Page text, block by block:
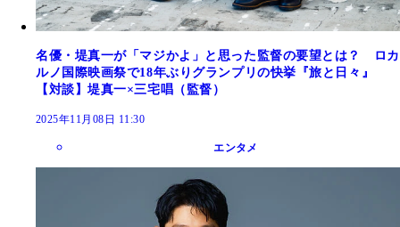
名優・堤真一が「マジかよ」と思った監督の要望とは？ ロカ
ルノ国際映画祭で18年ぶりグランプリの快挙『旅と日々』
【対談】堤真一×三宅唱（監督）
2025年11月08日 11:30
エンタメ